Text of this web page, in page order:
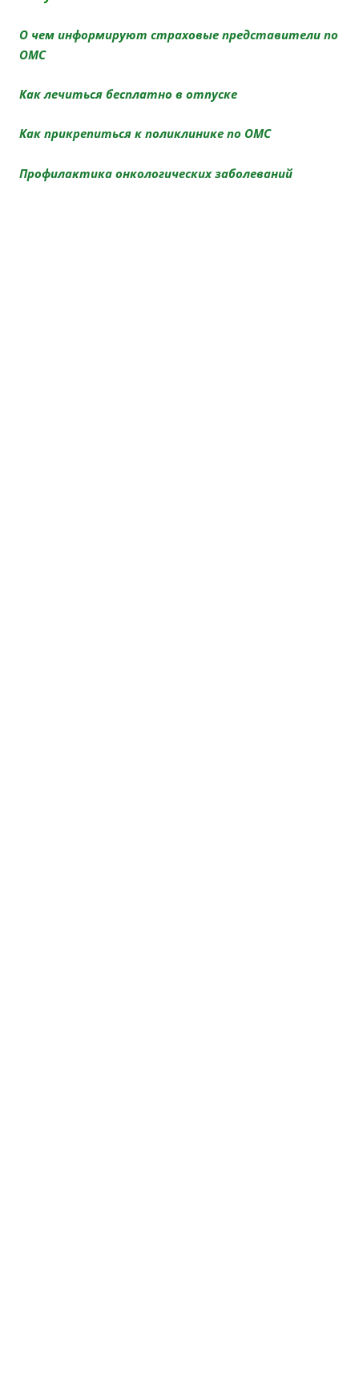
О чем информируют страховые представители по
ОМС
Как лечиться бесплатно в отпуске
Как прикрепиться к поликлинике по ОМС
Профилактика онкологических заболеваний